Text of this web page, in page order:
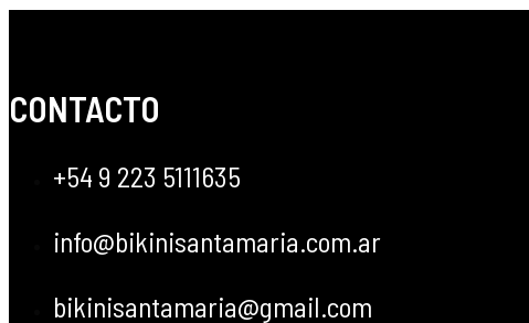
CONTACTO
+54 9 223 5111635
info@bikinisantamaria.com.ar
bikinisantamaria@gmail.com